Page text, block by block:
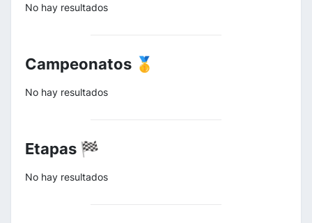
No hay resultados
Campeonatos 🥇
No hay resultados
Etapas 🏁
No hay resultados